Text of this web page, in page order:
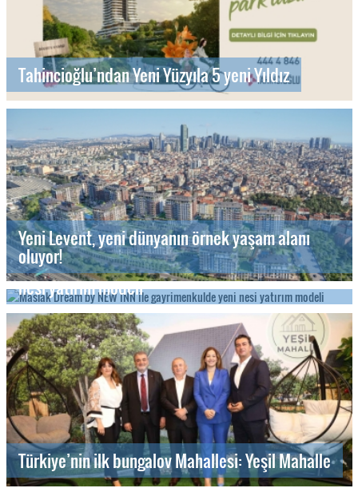
Tahincioğlu’ndan Yeni Yüzyıla 5 yeni Yıldız
Yeni Levent, yeni dünyanın örnek yaşam alanı
oluyor!
Maslak Dream by NEW INN ile gayrimenkulde yeni
nesi yatırım modeli
Türkiye’nin ilk bungalov Mahallesi: Yeşil Mahalle